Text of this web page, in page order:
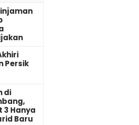
Persik
di
3 Hanya
Baru